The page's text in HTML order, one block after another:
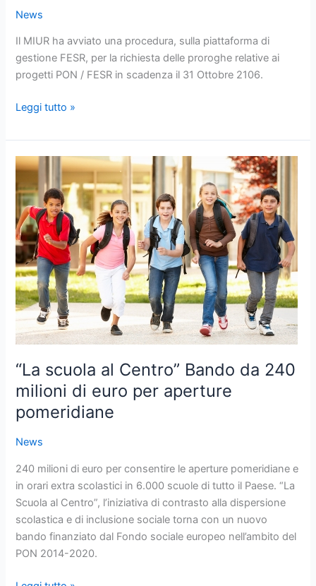
News
Il MIUR ha avviato una procedura, sulla piattaforma di
gestione FESR, per la richiesta delle proroghe relative ai
progetti PON / FESR in scadenza il 31 Ottobre 2106.
Leggi tutto »
“La scuola al Centro” Bando da 240
milioni di euro per aperture
pomeridiane
News
240 milioni di euro per consentire le aperture pomeridiane e
in orari extra scolastici in 6.000 scuole di tutto il Paese. “La
Scuola al Centro”, l’iniziativa di contrasto alla dispersione
scolastica e di inclusione sociale torna con un nuovo
bando finanziato dal Fondo sociale europeo nell’ambito del
PON 2014-2020.
“La
scuola
al
Centro”
Bando
da
240
milioni
di
euro
per
pomeridiane